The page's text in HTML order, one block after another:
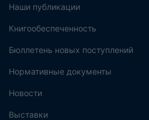
Наши публикации
Книгообеспеченность
Бюллетень новых поступлений
Нормативные документы
Новости
Выставки